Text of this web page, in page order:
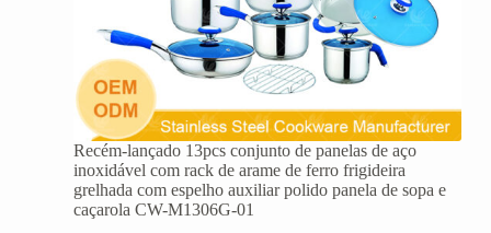
Recém-lançado 13pcs conjunto de panelas de aço
inoxidável com rack de arame de ferro frigideira
grelhada com espelho auxiliar polido panela de sopa e
caçarola CW-M1306G-01